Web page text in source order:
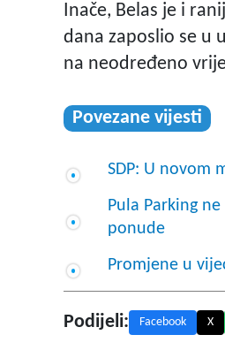
Inače, Belas je i
dana zaposlio se u
na neodređeno
Povezane vijesti
SDP: U novom
Pula Parking
ponude
Promjene u
Podijeli: Facebook X